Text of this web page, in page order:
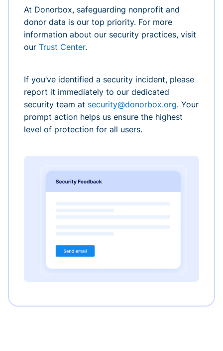
At Donorbox, safeguarding nonprofit and
donor data is our top priority. For more
information about our security practices, visit
our Trust Center.
If you’ve identified a security incident, please
report it immediately to our dedicated
security team at security@donorbox.org. Your
prompt action helps us ensure the highest
level of protection for all users.